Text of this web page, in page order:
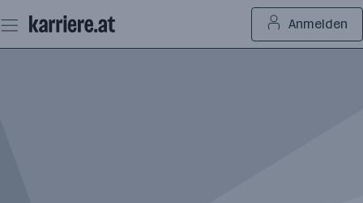
Seiteninhalt
springen
Anmelden